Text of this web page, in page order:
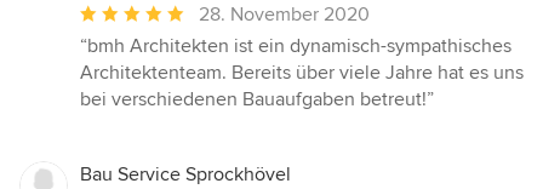
Durchschnittliche
Bewertung:
5
von
28. November 2020
“bmh Architekten ist ein dynamisch-sympathisches
Architektenteam. Bereits über viele Jahre hat es uns
bei verschiedenen Bauaufgaben betreut!”
Bau Service Sprockhövel